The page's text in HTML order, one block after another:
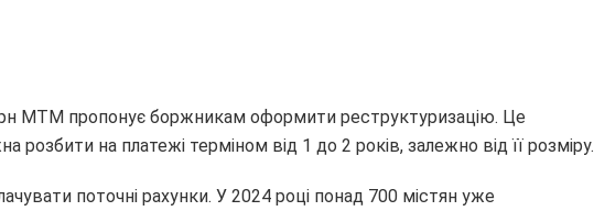
МТМ пропонує боржникам оформити реструктуризацію. Це
розбити на платежі терміном від 1 до 2 років, залежно від її розміру.
поточні рахунки. У 2024 році понад 700 містян уже